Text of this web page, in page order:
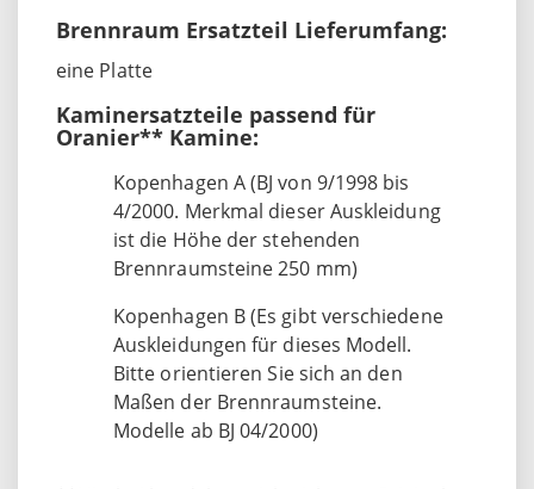
Brennraum Ersatzteil Lieferumfang:
eine Platte
Kaminersatzteile passend für
Oranier** Kamine:
Kopenhagen A (BJ von 9/1998 bis
4/2000. Merkmal dieser Auskleidung
ist die Höhe der stehenden
Brennraumsteine 250 mm)
Kopenhagen B (Es gibt verschiedene
Auskleidungen für dieses Modell.
Bitte orientieren Sie sich an den
Maßen der Brennraumsteine.
Modelle ab BJ 04/2000)